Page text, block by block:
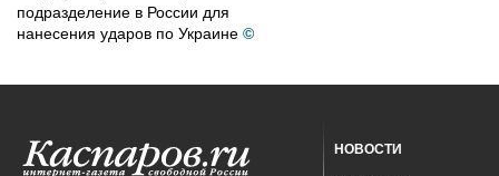
подразделение в России для
нанесения ударов по Украине ©
НОВОСТИ